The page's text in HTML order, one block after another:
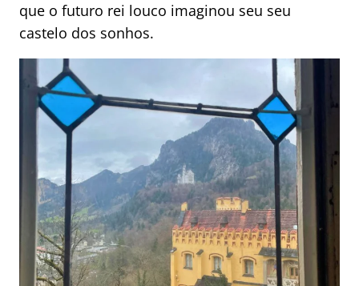
que o futuro rei louco imaginou seu seu
castelo dos sonhos.